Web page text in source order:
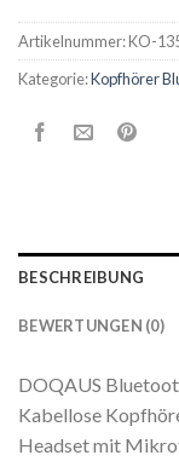
Artikelnummer:KO-
Kategorie:Kopfhörer
BESCHREIBUNG
BEWERTUNGEN (0)
DOQAUS
Kabellose
Headset mit